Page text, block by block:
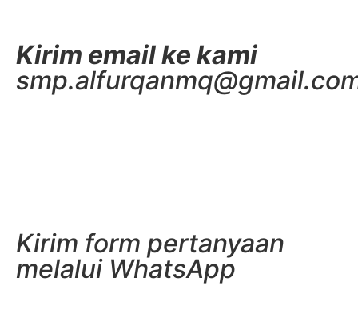
Kirim email ke kami
Kirim form pertanyaan
melalui WhatsApp